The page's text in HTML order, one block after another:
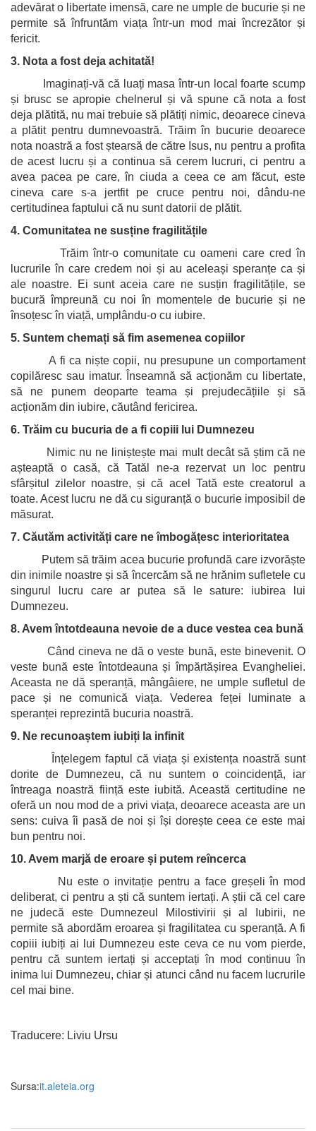
adevărat o libertate imensă, care ne umple de bucurie și ne
permite să înfruntăm viața într-un mod mai încrezător și
fericit.
3. Nota a fost deja achitată!
Imaginați-vă că luați masa într-un local foarte scump
și brusc se apropie chelnerul și vă spune că nota a fost
deja plătită, nu mai trebuie să plătiți nimic, deoarece cineva
a plătit pentru dumnevoastră. Trăim în bucurie deoarece
nota noastră a fost ștearsă de către Isus, nu pentru a profita
de acest lucru și a continua să cerem lucruri, ci pentru a
avea pacea pe care, în ciuda a ceea ce am făcut, este
cineva care s-a jertfit pe cruce pentru noi, dându-ne
certitudinea faptului că nu sunt datorii de plătit.
4. Comunitatea ne susține fragilitățile
Trăim într-o comunitate cu oameni care cred în
lucrurile în care credem noi și au aceleași speranțe ca și
ale noastre. Ei sunt aceia care ne susțin fragilitățile, se
bucură împreună cu noi în momentele de bucurie și ne
însoțesc în viață, umplându-o cu iubire.
5. Suntem chemați să fim asemenea copiilor
A fi ca niște copii, nu presupune un comportament
copilăresc sau imatur. Înseamnă să acționăm cu libertate,
să ne punem deoparte teama și prejudecățiile și să
acționăm din iubire, căutând fericirea.
6. Trăim cu bucuria de a fi copiii lui Dumnezeu
Nimic nu ne liniștește mai mult decât să știm că ne
așteaptă o casă, că Tatăl ne-a rezervat un loc pentru
sfârșitul zilelor noastre, și că acel Tată este creatorul a
toate. Acest lucru ne dă cu siguranță o bucurie imposibil de
măsurat.
7. Căutăm activități care ne îmbogățesc interioritatea
Putem să trăim acea bucurie profundă care izvorăște
din inimile noastre și să încercăm să ne hrănim sufletele cu
singurul lucru care ar putea să le sature: iubirea lui
Dumnezeu.
8. Avem întotdeauna nevoie de a duce vestea cea bună
Când cineva ne dă o veste bună, este binevenit. O
veste bună este întotdeauna și împărtășirea Evangheliei.
Aceasta ne dă speranță, mângâiere, ne umple sufletul de
pace și ne comunică viața. Vederea feței luminate a
speranței reprezintă bucuria noastră.
9. Ne recunoaștem iubiți la infinit
Înțelegem faptul că viața și existența noastră sunt
dorite de Dumnezeu, că nu suntem o coincidență, iar
întreaga noastră ființă este iubită. Această certitudine ne
oferă un nou mod de a privi viața, deoarece aceasta are un
sens: cuiva îi pasă de noi și își dorește ceea ce este mai
bun pentru noi.
10. Avem marjă de eroare și putem reîncerca
Nu este o invitație pentru a face greșeli în mod
deliberat, ci pentru a ști că suntem iertați. A știi că cel care
ne judecă este Dumnezeul Milostivirii și al Iubirii, ne
permite să abordăm eroarea și fragilitatea cu speranță. A fi
copiii iubiți ai lui Dumnezeu este ceva ce nu vom pierde,
pentru că suntem iertați și acceptați în mod continuu în
inima lui Dumnezeu, chiar și atunci când nu facem lucrurile
cel mai bine.
Traducere: Liviu Ursu
Sursa:it.aleteia.org